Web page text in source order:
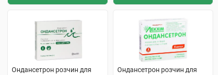
Ондансетрон розчин для
Ондансетрон розчин для